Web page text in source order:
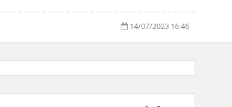
14/07/2023 16:46